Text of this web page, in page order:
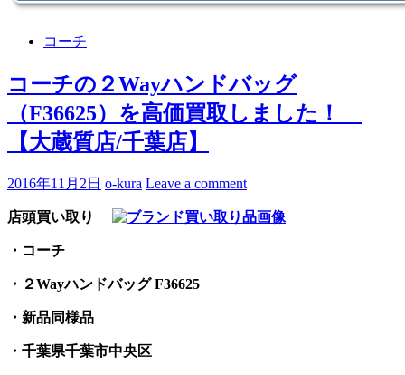
コーチ
コーチの２Wayハンドバッグ
（F36625）を高価買取しました！
【大蔵質店/千葉店】
2016年11月2日 o-kura Leave a comment
店頭買い取り
・コーチ
・２Wayハンドバッグ F36625
・新品同様品
・千葉県千葉市中央区